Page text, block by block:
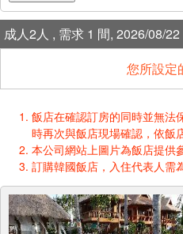
成人2人 , 需求 1 間, 2026/08/
您所設定
飯店在確認訂房的同時並無法
時再次與飯店現場確認，依飯
本公司網站上圖片為飯店提供
訂購韓國飯店，入住代表人需